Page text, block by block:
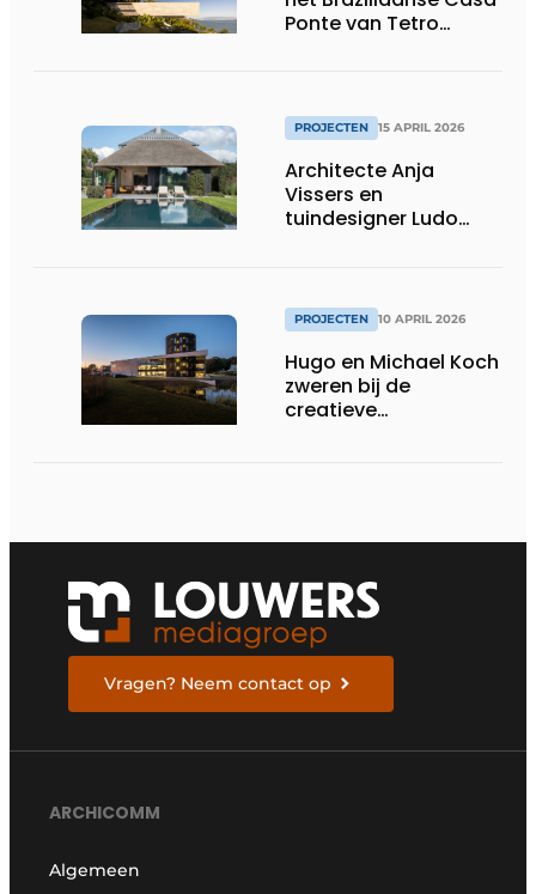
Ponte van Tetro
PROJECTEN 15 APRIL 2026
Architecte Anja
Vissers en
tuindesigner Ludo
PROJECTEN 10 APRIL 2026
Hugo en Michael Koch
zweren bij de
creatieve
Vragen? Neem contact op
ARCHICOMM
Algemeen